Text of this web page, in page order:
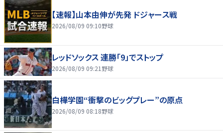
【速報】山本由伸が先発 ドジャース戦
2026/08/09 09:10野球
レッドソックス 連勝「9」でストップ
2026/08/09 09:21 野球
白樺学園“衝撃のビッグプレー”の原点
2026/08/09 08:18野球